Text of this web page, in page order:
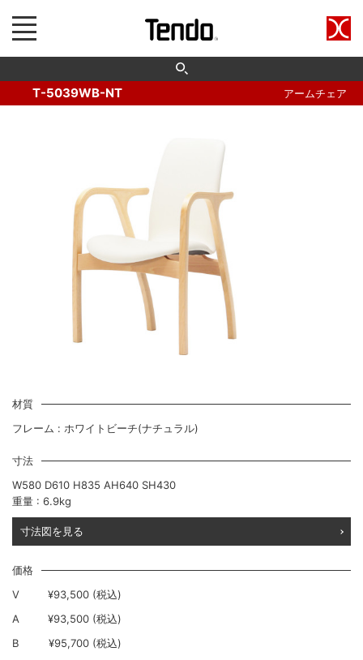
T-5039WB-NT アームチェア
材質
フレーム : ホワイトビーチ(ナチュラル)
寸法
W580 D610 H835 AH640 SH430
重量 : 6.9kg
寸法図を見る
価格
V
¥93,500 (税込)
A
¥93,500 (税込)
B
¥95,700 (税込)